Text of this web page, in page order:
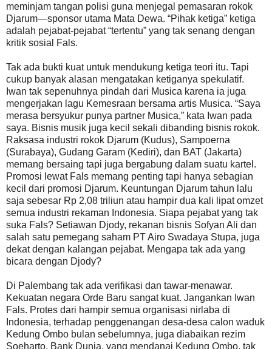
meminjam tangan polisi guna menjegal pemasaran rokok
Djarum—sponsor utama Mata Dewa. “Pihak ketiga” ketiga
adalah pejabat-pejabat “tertentu” yang tak senang dengan
kritik sosial Fals.
Tak ada bukti kuat untuk mendukung ketiga teori itu. Tapi
cukup banyak alasan mengatakan ketiganya spekulatif.
Iwan tak sepenuhnya pindah dari Musica karena ia juga
mengerjakan lagu Kemesraan bersama artis Musica. “Saya
merasa bersyukur punya partner Musica,” kata Iwan pada
saya. Bisnis musik juga kecil sekali dibanding bisnis rokok.
Raksasa industri rokok Djarum (Kudus), Sampoerna
(Surabaya), Gudang Garam (Kediri), dan BAT (Jakarta)
memang bersaing tapi juga bergabung dalam suatu kartel.
Promosi lewat Fals memang penting tapi hanya sebagian
kecil dari promosi Djarum. Keuntungan Djarum tahun lalu
saja sebesar Rp 2,08 triliun atau hampir dua kali lipat omzet
semua industri rekaman Indonesia. Siapa pejabat yang tak
suka Fals? Setiawan Djody, rekanan bisnis Sofyan Ali dan
salah satu pemegang saham PT Airo Swadaya Stupa, juga
dekat dengan kalangan pejabat. Mengapa tak ada yang
bicara dengan Djody?
Di Palembang tak ada verifikasi dan tawar-menawar.
Kekuatan negara Orde Baru sangat kuat. Jangankan Iwan
Fals. Protes dari hampir semua organisasi nirlaba di
Indonesia, terhadap penggenangan desa-desa calon waduk
Kedung Ombo bulan sebelumnya, juga diabaikan rezim
Soeharto. Bank Dunia, yang mendanai Kedung Ombo, tak